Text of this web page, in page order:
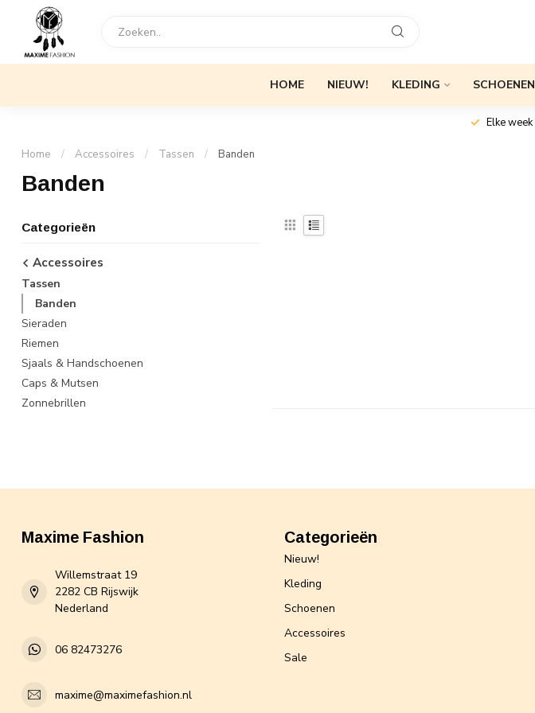
HOME NIEUW! KLEDING SCHOENEN
Elke week
Home / Accessoires / Tassen / Banden
Banden
Categorieën
Accessoires
Tassen
Banden
Sieraden
Riemen
Sjaals & Handschoenen
Caps & Mutsen
Zonnebrillen
Maxime Fashion
Willemstraat 19
2282 CB Rijswijk
Nederland
06 82473276
maxime@maximefashion.nl
Categorieën
Nieuw!
Kleding
Schoenen
Accessoires
Sale